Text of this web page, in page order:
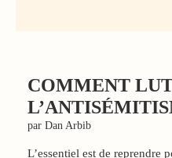
COMMENT
par Dan Arbib
L’essentiel est de reprendre